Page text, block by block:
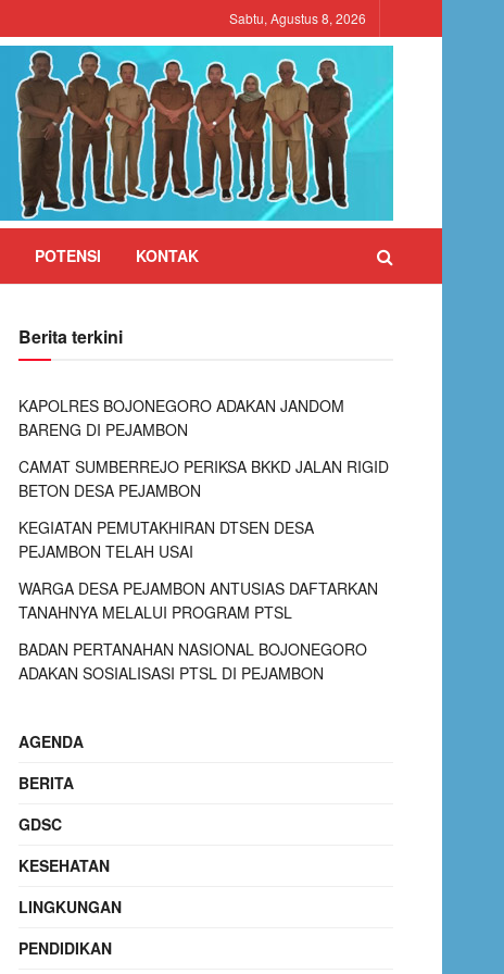
Sabtu, Agustus 8, 2026
POTENSI KONTAK
Berita terkini
KAPOLRES BOJONEGORO ADAKAN JANDOM
BARENG DI PEJAMBON
CAMAT SUMBERREJO PERIKSA BKKD JALAN RIGID
BETON DESA PEJAMBON
KEGIATAN PEMUTAKHIRAN DTSEN DESA
PEJAMBON TELAH USAI
WARGA DESA PEJAMBON ANTUSIAS DAFTARKAN
TANAHNYA MELALUI PROGRAM PTSL
BADAN PERTANAHAN NASIONAL BOJONEGORO
ADAKAN SOSIALISASI PTSL DI PEJAMBON
AGENDA
BERITA
GDSC
KESEHATAN
LINGKUNGAN
PENDIDIKAN